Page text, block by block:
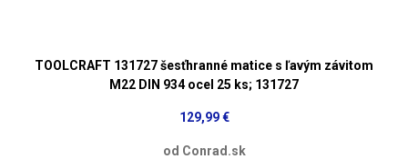
TOOLCRAFT 131727 šesťhranné matice s ľavým závitom
M22 DIN 934 ocel 25 ks; 131727
129,99 €
od Conrad.sk